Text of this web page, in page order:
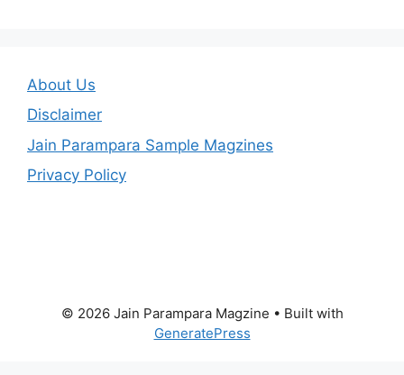
About Us
Disclaimer
Jain Parampara Sample Magzines
Privacy Policy
© 2026 Jain Parampara Magzine • Built with
GeneratePress